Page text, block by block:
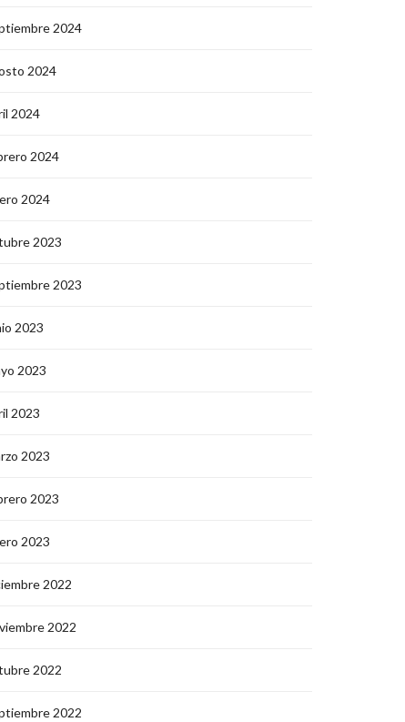
2024
2024
2024
2024
2024
2023
2023
2023
2023
2023
2023
2023
2023
2022
2022
2022
2022